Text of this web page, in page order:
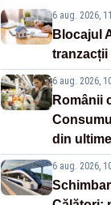
6 aug. 2026,
Blocajul
6 aug. 2026,
Românii
din
6 aug. 2026,